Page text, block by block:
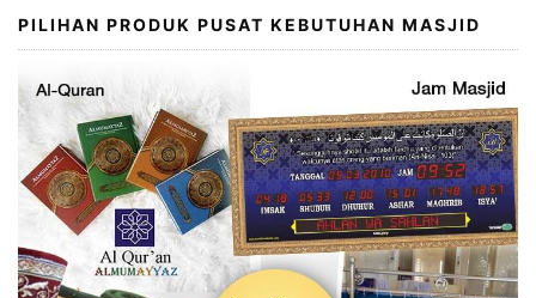
PILIHAN PRODUK PUSAT KEBUTUHAN MASJID